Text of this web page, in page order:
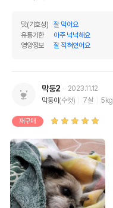
맛(기호성)
잘 먹어요
유통기한
아주 넉넉해요
영양정보
잘 적혀있어요
막둥2
2023.11.12
막둥이(수컷) 7살 5kg
재구매